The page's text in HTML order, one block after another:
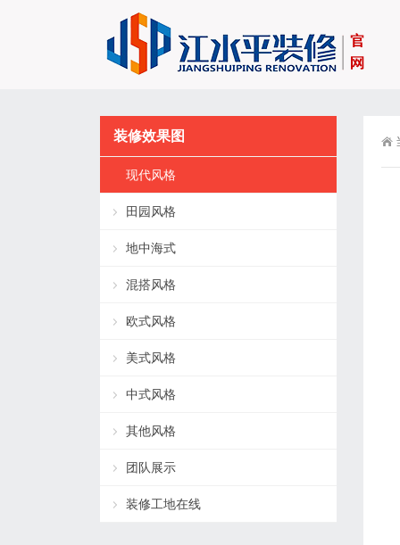
装修效果图
现代风格
田园风格
地中海式
混搭风格
欧式风格
美式风格
中式风格
其他风格
团队展示
装修工地在线